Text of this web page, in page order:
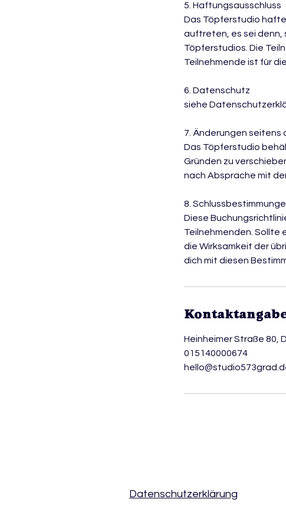
5. Haftungsausschluss
Das Töpferstudio
auftreten, es sei denn,
Töpferstudios. Die
Teilnehmende ist für
6. Datenschutz
siehe
7. Änderungen seitens
Das Töpferstudio
Gründen zu
nach Absprache mit
8.
Diese
Teilnehmenden. Sollte
die Wirksamkeit der
dich mit diesen
Heinheimer Straße 80,
015140000674
Datenschutzerklärung